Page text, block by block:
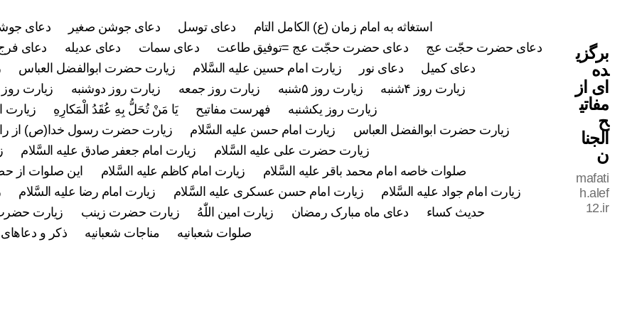
برگزی
ده
ای از
مفاتی
ح
الجنا
ن
mafati
h.alef
12.ir
استغاثه به امام زمان (ع) الکامل التام دعای توسل دعای جوشن صغیر
دعای
دعای حضرت حجّت عج
دعای حضرت حجّت عج =توفیق طاعت دعای سمات دعای عدیله
دعای
دعای کمیل
دعای نور زیارت امام حسین علیه السَّلام زیارت حضرت ابوالفضل العباس
زیارت روز ۴شنبه
زیارت روز ۵شنبه زیارت روز جمعه زیارت روز دوشنبه
زیارت
زیارت روز یکشنبه
فهرست مفاتیح يَا مَنْ تُحَلُّ بِهِ عُقَدُ الْمَكارِهِ
زیارت
زیارت حضرت ابوالفضل العباس
زیارت امام حسن علیه السَّلام
زیارت حضرت رسول خدا(ص) از
زیارت حضرت علی علیه السَّلام
زیارت امام جعفر صادق علیه السَّلام
صلوات خاصه امام محمد باقر علیه السَّلام
زیارت امام کاظم علیه السَّلام
این صلوات از
زیارت امام جواد علیه السَّلام
زیارت امام حسن عسکری علیه السَّلام زیارت امام رضا علیه السَّلام
حدیث کساء
دعای ماه مبارک رمضان زیارت امین اللّٰهُ زیارت حضرت زینب
زیارت
صلوات شعبانیه
مناجات شعبانیه ذکر و